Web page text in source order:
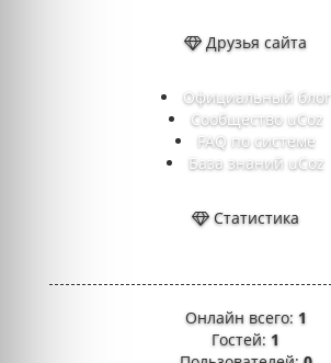
Друзья сайта
Официальный блог
Сообщество uCoz
FAQ по системе
База знаний uCoz
Статистика
Онлайн всего: 1
Гостей: 1